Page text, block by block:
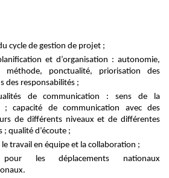
cycle de gestion de projet ;
et d’organisation : autonomie,
méthode, ponctualité, priorisation des
des responsabilités ;
de communication : sens de la
; capacité decommunication avec des
de différents niveaux etde différentes
; qualité d’écoute ;
travail en équipeet la collaboration ;
pour les déplacements nationaux
.